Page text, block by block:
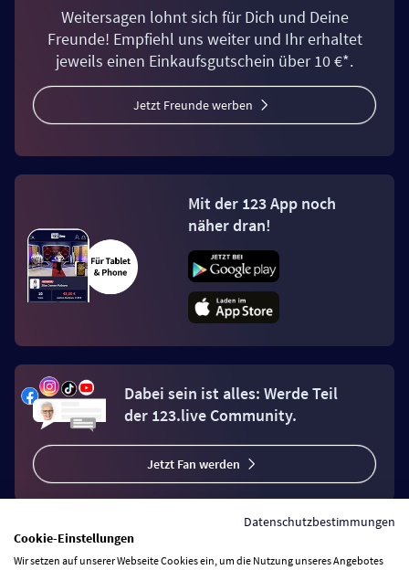
Weitersagen lohnt sich für Dich und Deine
Freunde! Empfiehl uns weiter und Ihr erhaltet
jeweils einen Einkaufsgutschein über 10 €*.
Jetzt Freunde werben
Mit der 123 App noch
näher dran!
Dabei sein ist alles: Werde Teil
der 123.live Community.
Jetzt Fan werden
Datenschutzbestimmungen
Cookie-Einstellungen
Wir setzen auf unserer Webseite Cookies ein, um die Nutzung unseres Angebotes